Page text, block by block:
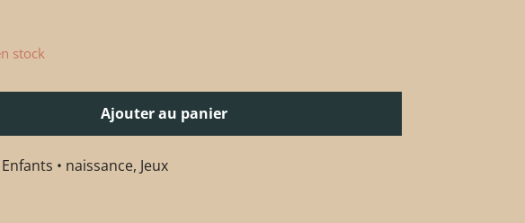
stock
Ajouter au panier
Enfants • naissance, Jeux